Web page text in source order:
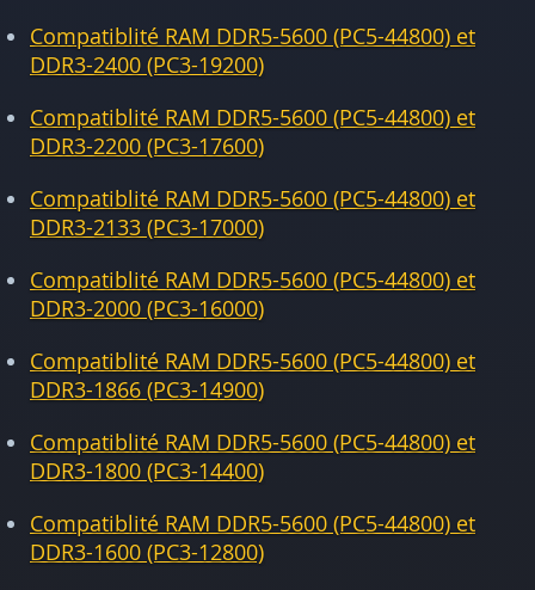
Compatiblité RAM DDR5-5600 (PC5-44800) et
DDR3-2400 (PC3-19200)
Compatiblité RAM DDR5-5600 (PC5-44800) et
DDR3-2200 (PC3-17600)
Compatiblité RAM DDR5-5600 (PC5-44800) et
DDR3-2133 (PC3-17000)
Compatiblité RAM DDR5-5600 (PC5-44800) et
DDR3-2000 (PC3-16000)
Compatiblité RAM DDR5-5600 (PC5-44800) et
DDR3-1866 (PC3-14900)
Compatiblité RAM DDR5-5600 (PC5-44800) et
DDR3-1800 (PC3-14400)
Compatiblité RAM DDR5-5600 (PC5-44800) et
DDR3-1600 (PC3-12800)